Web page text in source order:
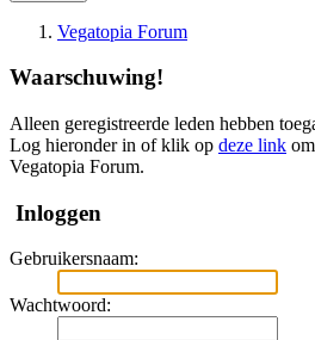
Vegatopia Forum
Waarschuwing!
Alleen geregistreerde leden hebben
Log hieronder in of klik op deze link
Vegatopia Forum.
Inloggen
Gebruikersnaam:
Wachtwoord: